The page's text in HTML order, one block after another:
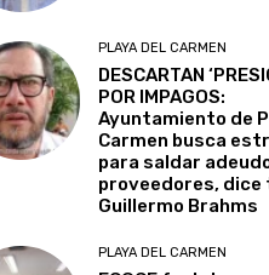
PLAYA DEL CARMEN
DESCARTAN
POR IMPAGOS:
Ayuntamiento de
Carmen busca
para saldar
proveedores, dice
Guillermo Brahms
PLAYA DEL CARMEN